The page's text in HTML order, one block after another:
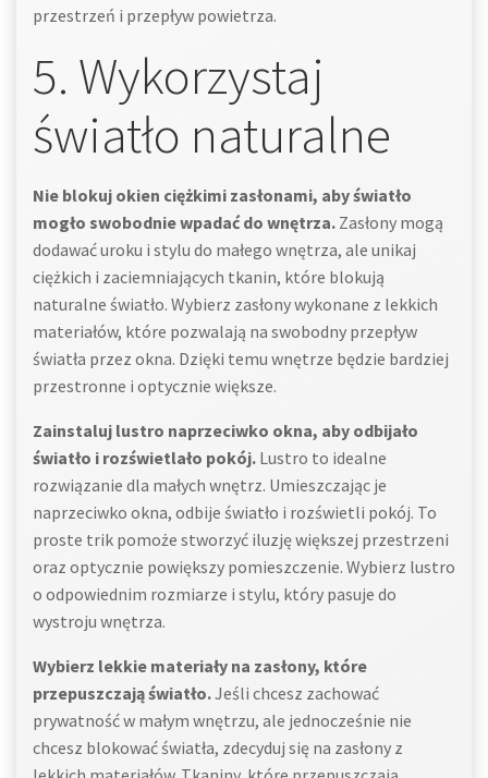
przestrzeń i przepływ powietrza.
5. Wykorzystaj
światło naturalne
Nie blokuj okien ciężkimi zasłonami, aby światło
mogło swobodnie wpadać do wnętrza. Zasłony mogą
dodawać uroku i stylu do małego wnętrza, ale unikaj
ciężkich i zaciemniających tkanin, które blokują
naturalne światło. Wybierz zasłony wykonane z lekkich
materiałów, które pozwalają na swobodny przepływ
światła przez okna. Dzięki temu wnętrze będzie bardziej
przestronne i optycznie większe.
Zainstaluj lustro naprzeciwko okna, aby odbijało
światło i rozświetlało pokój. Lustro to idealne
rozwiązanie dla małych wnętrz. Umieszczając je
naprzeciwko okna, odbije światło i rozświetli pokój. To
proste trik pomoże stworzyć iluzję większej przestrzeni
oraz optycznie powiększy pomieszczenie. Wybierz lustro
o odpowiednim rozmiarze i stylu, który pasuje do
wystroju wnętrza.
Wybierz lekkie materiały na zasłony, które
przepuszczają światło.Jeśli chcesz zachować
prywatność w małym wnętrzu, ale jednocześnie nie
chcesz blokować światła, zdecyduj się na zasłony z